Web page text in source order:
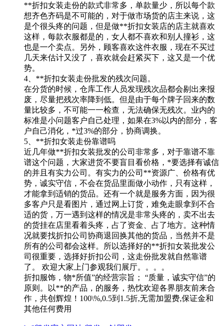
**折扣女装走份的款式非常多，单款量少，所以每个款
想齐色齐码是不可能的，对于做市场货的店主来说，这
是个很头疼的问题，但是做**折扣女装店的店主就喜欢
这样，每款衣服都是的，女人都不喜欢和别人撞衫，这
也是一个卖点。另外，顾客喜欢这件衣服，现在不买过
几天来估计又没了，喜欢就会赶紧买下，这又是一个优
势。
4、**折扣女装走份批发的残次问题。
在分货的时候，仓库工作人员发现残次品都会剔出来报
废，尽量把残次率降到低。但是由于每个牌子回来的数
量比较多，不可能一一检查，无法确保无残次。业内的
标准是小问题客户自己处理，如果在3%以内的部分，客
户自己消化，*过3%的部分，协商调换。
5、**折扣女装走份靠谱吗
近几年做**折扣女装批发的公司非常多，对于靠谱不靠
谱这个问题，大家进货不要盲目看价格，*要选择有诚信
的并且有实力公司。有实力的公司**资源广、价格有优
势，诚实守信，不会在货品里面做小动作，只有这样，
才能拿到适销的货品。还有一个就是服务方面，因为很
多客户只是看图片，通过网上订货，难免走眼拿到不合
适的货，万一遇到这样的情况是非常头疼的，卖不出去
的货挂在店里看着头疼，占了资金、占了地方。这种情
况就要找折扣公司协商退回换其他的货品，当然并不是
所有的公司都会这样。所以选择好的**折扣女装批发公
司很重要，选择好折扣公司，这走份批发就自然靠谱
了。 欢迎大家上门参观我们展厅。。。。
折扣服饰，物*所值”的经营宗旨； “质量，诚实守信”的
原则。以**的产品，的服务，热忱欢迎各界朋友前来合
作，共创辉煌！100\%,0.5到1.5折,无需加盟费,保证金和
其他任何费用